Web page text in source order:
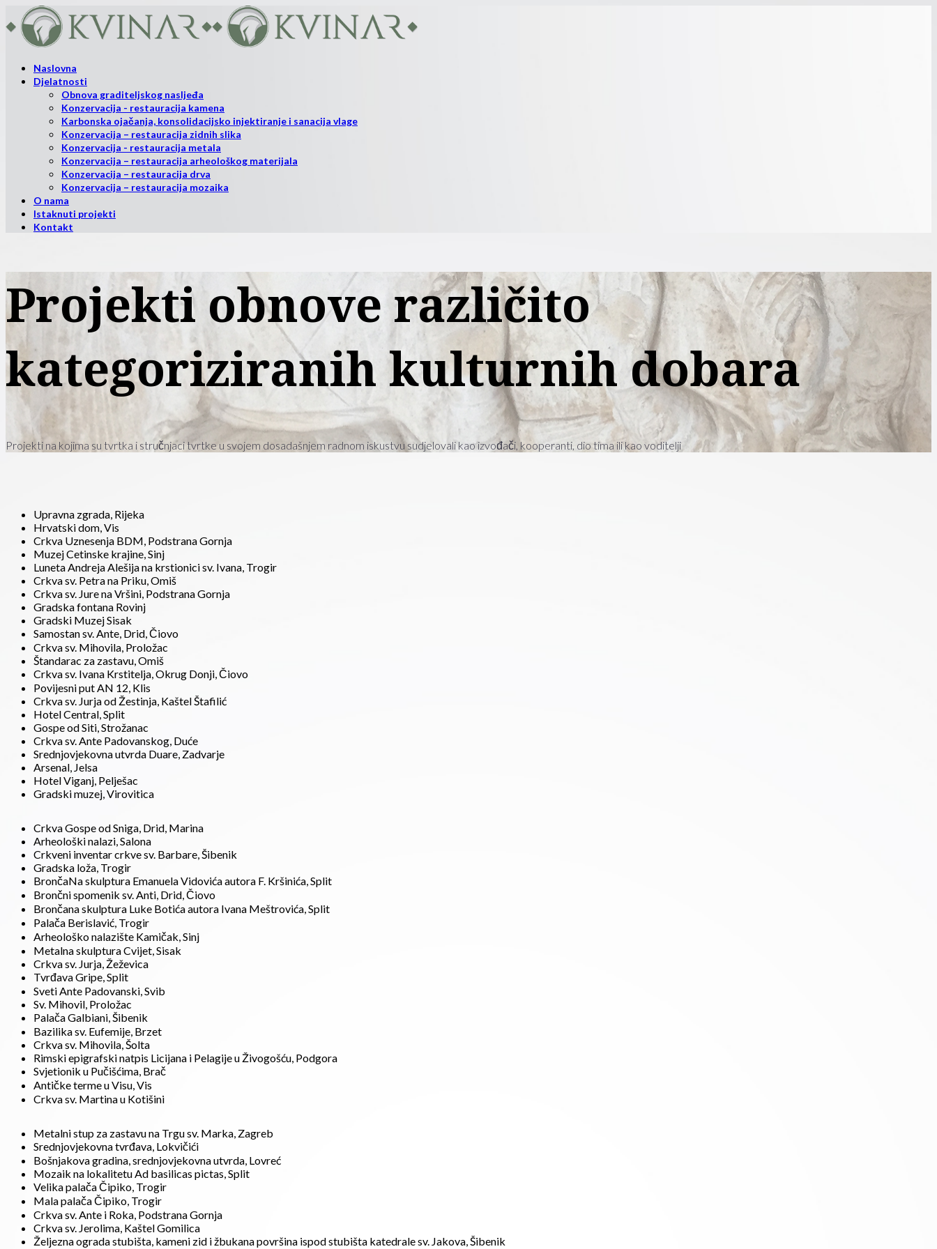
Naslovna
Djelatnosti
Obnova graditeljskog nasljeđa
Konzervacija - restauracija kamena
Karbonska ojačanja, konsolidacijsko injektiranje i sanacija vlage
Konzervacija – restauracija zidnih slika
Konzervacija - restauracija metala
Konzervacija – restauracija arheološkog materijala
Konzervacija – restauracija drva
Konzervacija – restauracija mozaika
O nama
Istaknuti projekti
Kontakt
Projekti obnove različito
kategoriziranih kulturnih dobara
Projekti na kojima su tvrtka i stručnjaci tvrtke u svojem dosadašnjem radnom iskustvu sudjelovali kao izvođači, kooperanti, dio tima ili kao voditelji
Upravna zgrada, Rijeka
Hrvatski dom, Vis
Crkva Uznesenja BDM, Podstrana Gornja
Muzej Cetinske krajine, Sinj
Luneta Andreja Alešija na krstionici sv. Ivana, Trogir
Crkva sv. Petra na Priku, Omiš
Crkva sv. Jure na Vršini, Podstrana Gornja
Gradska fontana Rovinj
Gradski Muzej Sisak
Samostan sv. Ante, Drid, Čiovo
Crkva sv. Mihovila, Proložac
Štandarac za zastavu, Omiš
Crkva sv. Ivana Krstitelja, Okrug Donji, Čiovo
Povijesni put AN 12, Klis
Crkva sv. Jurja od Žestinja, Kaštel Štafilić
Hotel Central, Split
Gospe od Siti, Strožanac
Crkva sv. Ante Padovanskog, Duće
Srednjovjekovna utvrda Duare, Zadvarje
Arsenal, Jelsa
Hotel Viganj, Pelješac
Gradski muzej, Virovitica
Crkva Gospe od Sniga, Drid, Marina
Arheološki nalazi, Salona
Crkveni inventar crkve sv. Barbare, Šibenik
Gradska loža, Trogir
BrončaNa skulptura Emanuela Vidovića autora F. Kršinića, Split
Brončni spomenik sv. Anti, Drid, Čiovo
Brončana skulptura Luke Botića autora Ivana Meštrovića, Split
Palača Berislavić, Trogir
Arheološko nalazište Kamičak, Sinj
Metalna skulptura Cvijet, Sisak
Crkva sv. Jurja, Žeževica
Tvrđava Gripe, Split
Sveti Ante Padovanski, Svib
Sv. Mihovil, Proložac
Palača Galbiani, Šibenik
Bazilika sv. Eufemije, Brzet
Crkva sv. Mihovila, Šolta
Rimski epigrafski natpis Licijana i Pelagije u Živogošću, Podgora
Svjetionik u Pučišćima, Brač
Antičke terme u Visu, Vis
Crkva sv. Martina u Kotišini
Metalni stup za zastavu na Trgu sv. Marka, Zagreb
Srednjovjekovna tvrđava, Lokvičići
Bošnjakova gradina, srednjovjekovna utvrda, Lovreć
Mozaik na lokalitetu Ad basilicas pictas, Split
Velika palača Čipiko, Trogir
Mala palača Čipiko, Trogir
Crkva sv. Ante i Roka, Podstrana Gornja
Crkva sv. Jerolima, Kaštel Gomilica
Željezna ograda stubišta, kameni zid i žbukana površina ispod stubišta katedrale sv. Jakova, Šibenik